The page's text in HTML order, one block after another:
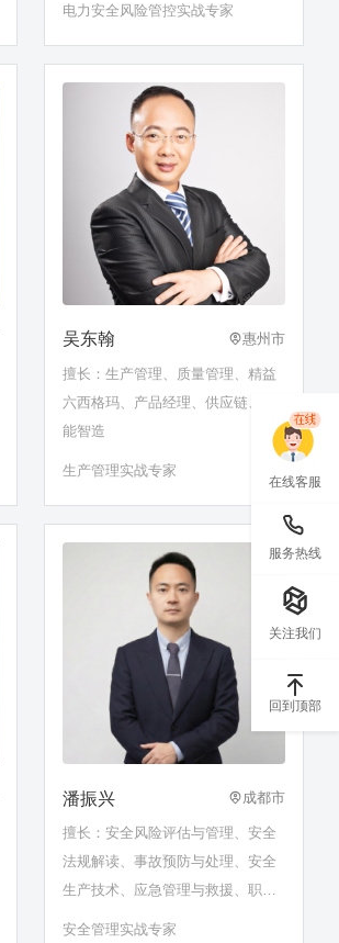
电力安全风险管控实战专家
吴东翰 惠州市
擅长：生产管理、质量管理、精益
六西格玛、产品经理、供应链、智
能智造
生产管理实战专家
潘振兴 成都市
擅长：安全风险评估与管理、安全
法规解读、事故预防与处理、安全
生产技术、应急管理与救援、职业
健康与安全
安全管理实战专家
在线客服
服务热线
关注我们
回到顶部